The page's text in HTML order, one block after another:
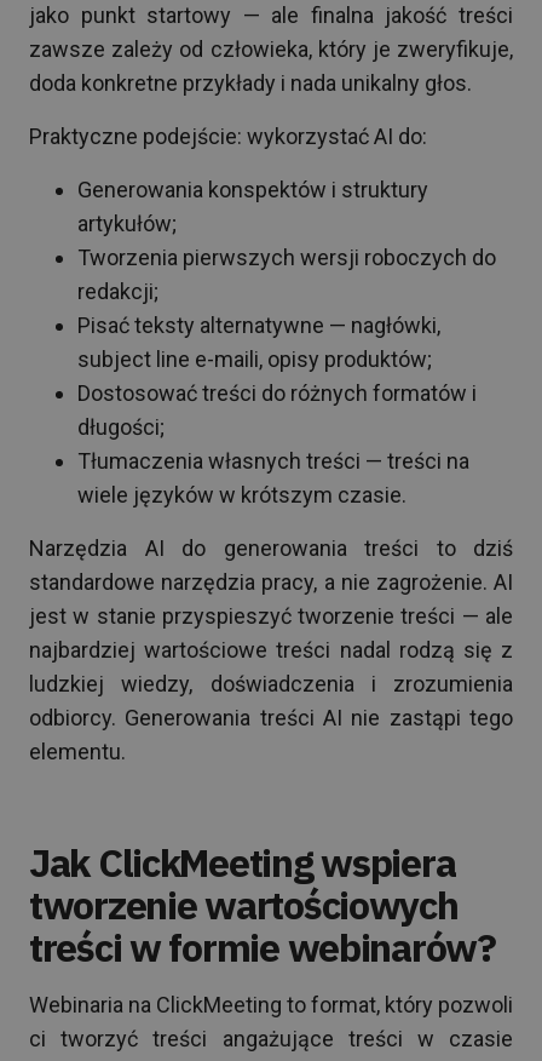
jako punkt startowy — ale finalna jakość treści
zawsze zależy od człowieka, który je zweryfikuje,
doda konkretne przykłady i nada unikalny głos.
Praktyczne podejście: wykorzystać AI do:
Generowania konspektów i struktury
artykułów;
Tworzenia pierwszych wersji roboczych do
redakcji;
Pisać teksty alternatywne — nagłówki,
subject line e-maili, opisy produktów;
Dostosować treści do różnych formatów i
długości;
Tłumaczenia własnych treści — treści na
wiele języków w krótszym czasie.
Narzędzia AI do generowania treści to dziś
standardowe narzędzia pracy, a nie zagrożenie. AI
jest w stanie przyspieszyć tworzenie treści — ale
najbardziej wartościowe treści nadal rodzą się z
ludzkiej wiedzy, doświadczenia i zrozumienia
odbiorcy. Generowania treści AI nie zastąpi tego
elementu.
Jak ClickMeeting wspiera
tworzenie wartościowych
treści w formie webinarów?
Webinaria na ClickMeeting to format, który pozwoli
ci tworzyć treści angażujące treści w czasie